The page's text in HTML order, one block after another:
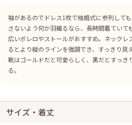
袖があるのでドレス1枚で結婚式に参列して
さないよう何か羽織るなら、長時間着ていて
広いボレロやストールがおすすめ。ネックレ
るとより縦のラインを強調でき、すっきり見
靴はゴールドだと可愛らしく、黒だとすっき
る。
サイズ・着丈